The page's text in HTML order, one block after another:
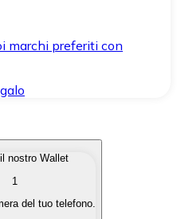
marchi preferiti con
ti interessano in modo
nostro Wallet
1
del tuo telefono.